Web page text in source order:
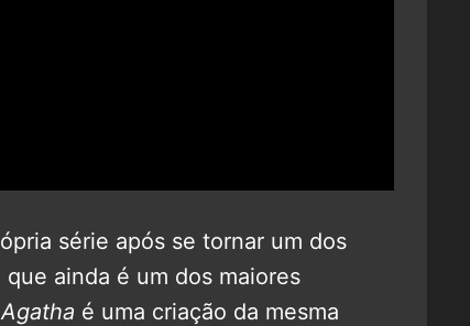
série após se tornar um dos
que ainda é um dos maiores
Agatha é uma criação da mesma